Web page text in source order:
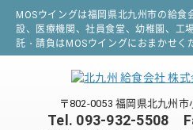
MOSウイングは福岡県北九州市の給食
設、医療機関、社員食堂、幼稚園、工
託・請負はMOSウイングにおまかせく
〒802-0053 福岡県北九州
Tel. 093-932-5508